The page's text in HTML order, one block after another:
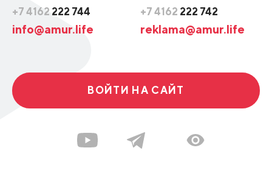
+7 4162 222 744
info@amur.life
+7 4162 222 742
reklama@amur.life
ВОЙТИ НА САЙТ